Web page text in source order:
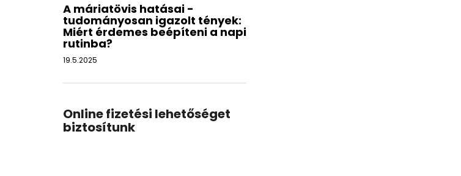
A máriatövis hatásai -
tudományosan igazolt tények:
Miért érdemes beépíteni a napi
rutinba?
19.5.2025
Online fizetési lehetőséget
biztosítunk